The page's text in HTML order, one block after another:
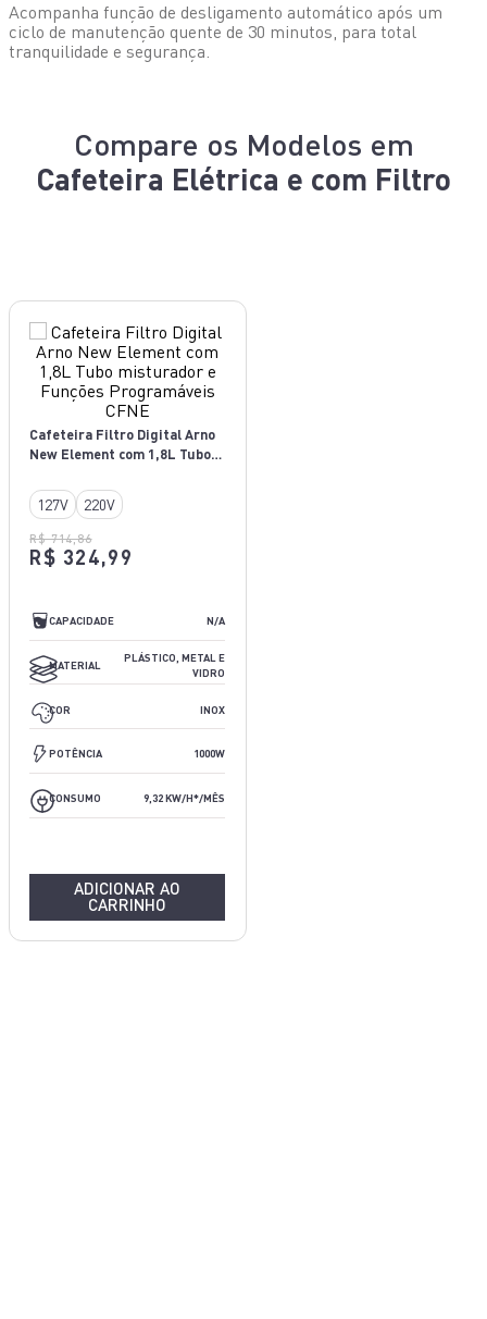
Acompanha função de desligamento automático após um
ciclo de manutenção quente de 30 minutos, para total
tranquilidade e segurança.
Compare os Modelos em
Cafeteira Elétrica e com Filtro
Cafeteira Filtro Digital Arno
New Element com 1,8L Tubo
Programáveis CFNE
127V 220V
R$ 714,86
R$ 324,99
CAPACIDADE N/A
MATERIAL
PLÁSTICO, METAL E
VIDRO
COR INOX
POTÊNCIA 1000W
CONSUMO 9,32 KW/H*/MÊS
ADICIONAR AO
CARRINHO
PRETO E INOX
550W
9,32 KW/H*/MÊS